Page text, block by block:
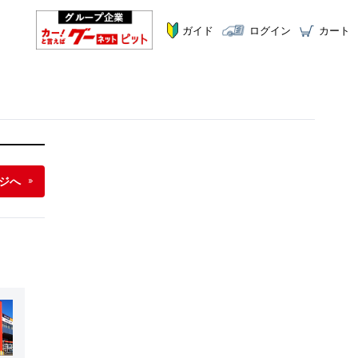
ガイド ログイン カート
へ